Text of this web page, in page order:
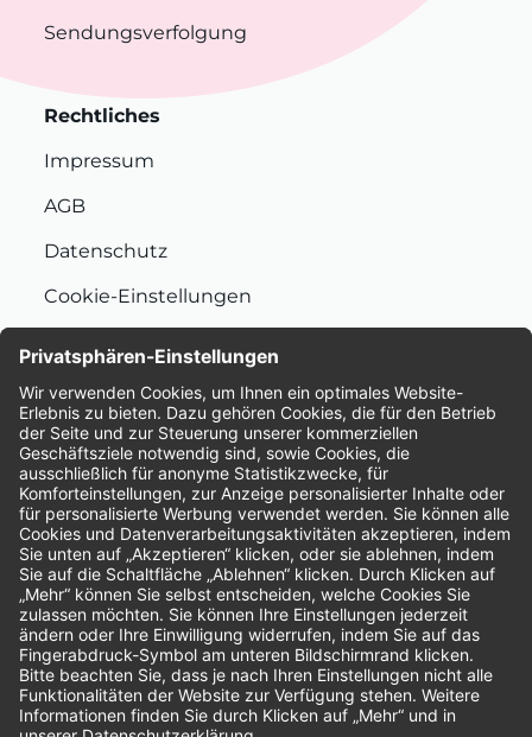
Sendungsverfolgung
Rechtliches
Impressum
AGB
Datenschutz
Cookie-Einstellungen
Bewertungen